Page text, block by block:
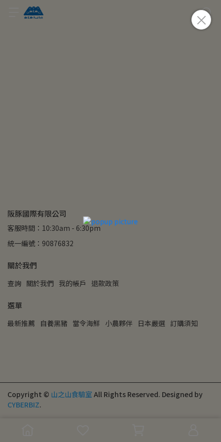
阪豚國際有限公司
客服時間：10:30am - 6:30pm
統一編號：90876832
關於我們
查詢 關於我們 我的帳戶 退款政策
選單
最新推薦 自養黑豬 當令海鮮 小農夥伴 日本嚴選 訂購須知
Copyright © 山之山食驗室 All Rights Reserved. Designed by
CYBERBIZ.